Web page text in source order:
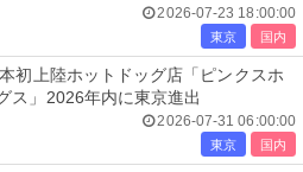
2026-07-23 18:00:00
東京 国内
初上陸ホットドッグ店「ピンクスホ
ス」2026年内に東京進出
2026-07-31 06:00:00
東京 国内